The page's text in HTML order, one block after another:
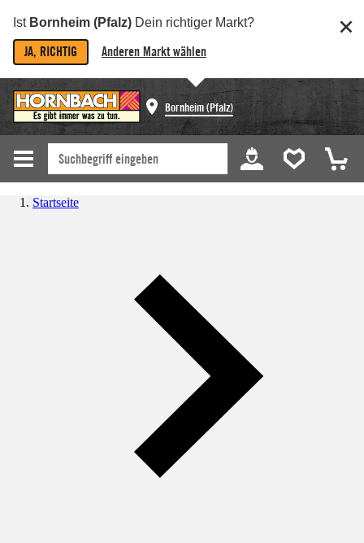
Ist Bornheim (Pfalz) Dein richtiger Markt?
JA, RICHTIG Anderen Markt wählen
Bornheim (Pfalz)
Startseite